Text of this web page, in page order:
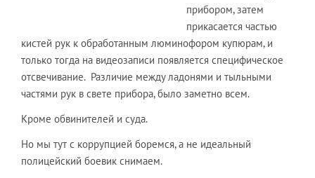
прибором, затем
прикасается частью
кистей рук к обработанным люминофором купюрам, и
только тогда на видеозаписи появляется специфическое
отсвечивание. Различие между ладонями и тыльными
частями рук в свете прибора, было заметно всем.
Кроме обвинителей и суда.
Но мы тут с коррупцией боремся, а не идеальный
полицейский боевик снимаем.